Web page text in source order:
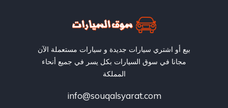
بيع أو اشتري سيارات جديدة و سيارات مستعملة الآن
مجانا في سوق السيارات بكل يسر في جميع أنحاء
المملكة
info@souqalsyarat.com